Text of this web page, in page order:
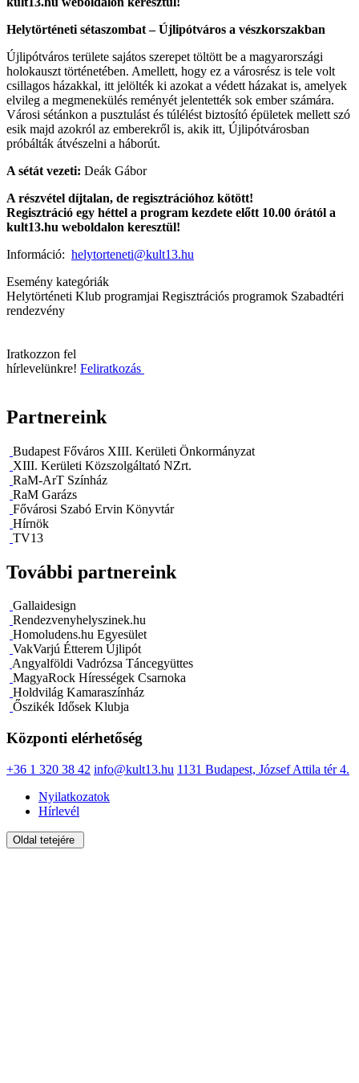
Helytörténeti sétaszombat – Újlipótváros a vészkorszakban
Újlipótváros területe sajátos szerepet töltött be a magyarországi
holokauszt történetében. Amellett, hogy ez a városrész is tele volt
csillagos házakkal, itt jelölték ki azokat a védett házakat is, amelyek
elvileg a megmenekülés reményét jelentették sok ember számára.
Városi sétánkon a pusztulást és túlélést biztosító épületek mellett szó
esik majd azokról az emberekről is, akik itt, Újlipótvárosban
próbálták átvészelni a háborút.
A sétát vezeti: Deák Gábor
A részvétel díjtalan, de regisztrációhoz kötött!
Regisztráció egy héttel a program kezdete előtt 10.00 órától a
kult13.hu weboldalon keresztül!
Információ: helytorteneti@kult13.hu
Esemény kategóriák
Helytörténeti Klub programjai Regisztrációs programok Szabadtéri
rendezvény
Iratkozzon fel
hírlevelünkre! Feliratkozás
Partnereink
Budapest Főváros XIII. Kerületi Önkormányzat
XIII. Kerületi Közszolgáltató NZrt.
RaM-ArT Színház
RaM Garázs
Fővárosi Szabó Ervin Könyvtár
Hírnök
TV13
További partnereink
Gallaidesign
Rendezvenyhelyszinek.hu
Homoludens.hu Egyesület
VakVarjú Étterem Újlipót
Angyalföldi Vadrózsa Táncegyüttes
MagyaRock Hírességek Csarnoka
Holdvilág Kamaraszínház
Őszikék Idősek Klubja
Központi elérhetőség
+36 1 320 38 42 info@kult13.hu 1131 Budapest, József Attila tér 4.
Nyilatkozatok
Hírlevél
Oldal tetejére